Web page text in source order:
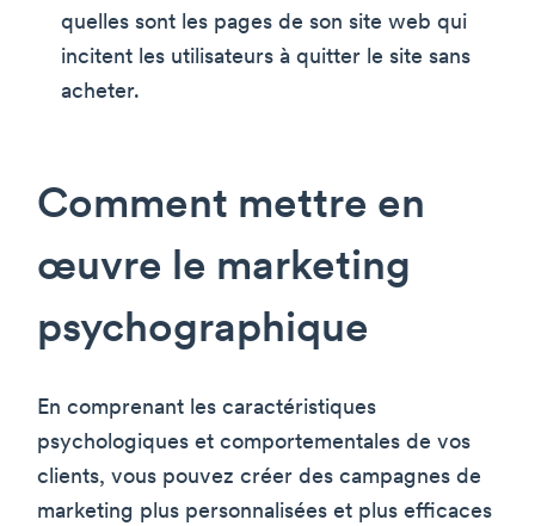
quelles sont les pages de son site web qui
incitent les utilisateurs à quitter le site sans
acheter.
Comment mettre en
œuvre le marketing
psychographique
En comprenant les caractéristiques
psychologiques et comportementales de vos
clients, vous pouvez créer des campagnes de
marketing plus personnalisées et plus efficaces